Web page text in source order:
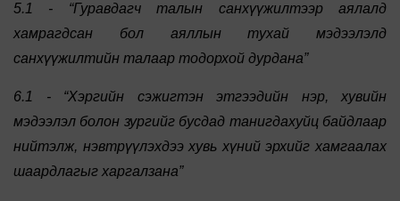
5.1 - “Гуравдагч талын санхүүжилтээр аялалд
хамрагдсан бол аяллын тухай мэдээлэлд
санхүүжилтийн талаар тодорхой дурдана”
6.1 - “Хэргийн сэжигтэн этгээдийн нэр, хувийн
мэдээлэл болон зургийг бусдад танигдахуйц байдлаар
нийтэлж, нэвтрүүлэхдээ хувь хүний эрхийг хамгаалах
шаардлагыг харгалзана”